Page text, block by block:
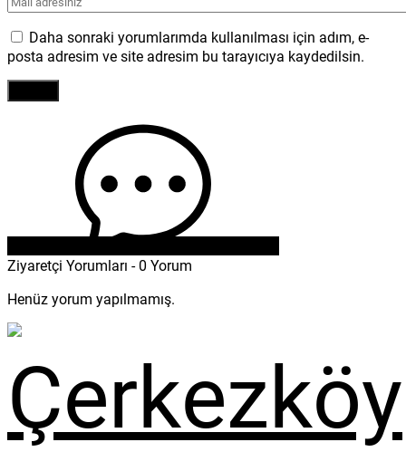
Daha sonraki yorumlarımda kullanılması için adım, e-
posta adresim ve site adresim bu tarayıcıya kaydedilsin.
Ziyaretçi Yorumları - 0 Yorum
Henüz yorum yapılmamış.